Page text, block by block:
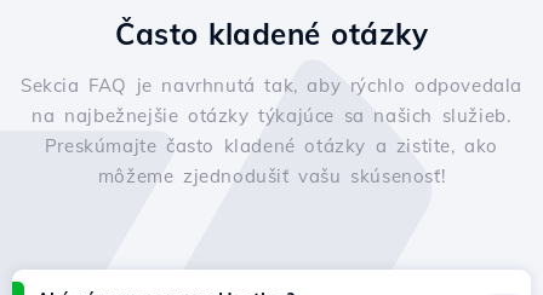
Často kladené otázky
Sekcia FAQ je navrhnutá tak, aby rýchlo odpovedala
na najbežnejšie otázky týkajúce sa našich služieb.
Preskúmajte často kladené otázky a zistite, ako
môžeme zjednodušiť vašu skúsenosť!